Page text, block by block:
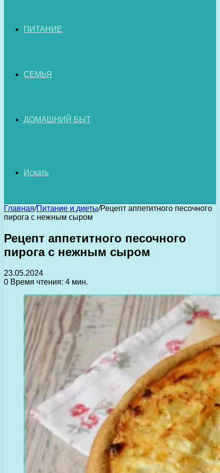
ПИТАНИЕ
СЕМЬЯ
ДОМАШНИЙ БЫТ
Искать
Главная/Питание и диеты/Рецепт аппетитного песочного
пирога с нежным сыром
Рецепт аппетитного песочного
пирога с нежным сыром
23.05.2024
0 Время чтения: 4 мин.